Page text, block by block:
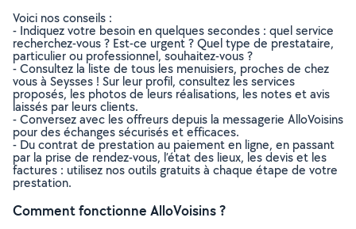
Voici nos conseils :
- Indiquez votre besoin en quelques secondes : quel service
recherchez-vous ? Est-ce urgent ? Quel type de prestataire,
particulier ou professionnel, souhaitez-vous ?
- Consultez la liste de tous les menuisiers, proches de chez
vous à Seysses ! Sur leur profil, consultez les services
proposés, les photos de leurs réalisations, les notes et avis
laissés par leurs clients.
- Conversez avec les offreurs depuis la messagerie AlloVoisins
pour des échanges sécurisés et efficaces.
- Du contrat de prestation au paiement en ligne, en passant
par la prise de rendez-vous, l’état des lieux, les devis et les
factures : utilisez nos outils gratuits à chaque étape de votre
prestation.
Comment fonctionne AlloVoisins ?